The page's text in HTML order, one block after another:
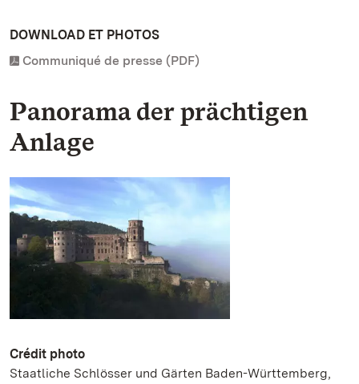
DOWNLOAD ET PHOTOS
Communiqué de presse (PDF)
Panorama der prächtigen
Anlage
Crédit photo
Staatliche Schlösser und Gärten Baden-Württemberg,